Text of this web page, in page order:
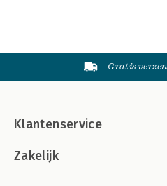
Gratis
Klantenservice
Zakelijk